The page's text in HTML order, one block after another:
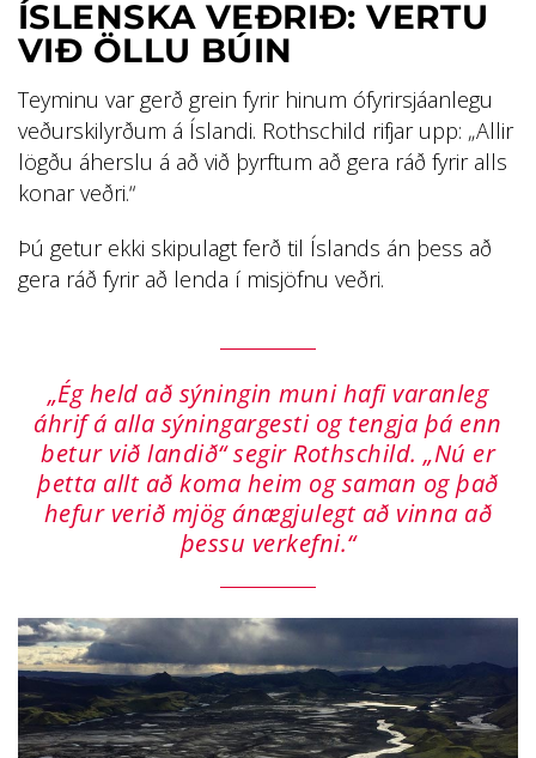
ÍSLENSKA VEÐRIÐ: VERTU
VIÐ ÖLLU BÚIN
Teyminu var gerð grein fyrir hinum ófyrirsjáanlegu
veðurskilyrðum á Íslandi. Rothschild rifjar upp: „Allir
lögðu áherslu á að við þyrftum að gera ráð fyrir alls
konar veðri.“
Þú getur ekki skipulagt ferð til Íslands án þess að
gera ráð fyrir að lenda í misjöfnu veðri.
„Ég held að sýningin muni hafi varanleg
áhrif á alla sýningargesti og tengja þá enn
betur við landið“ segir Rothschild. „Nú er
þetta allt að koma heim og saman og það
hefur verið mjög ánægjulegt að vinna að
þessu verkefni.“